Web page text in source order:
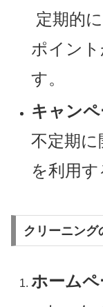
定期的
ポイン
す。
キャン
不定期
を利用す
クリーニング
ホーム